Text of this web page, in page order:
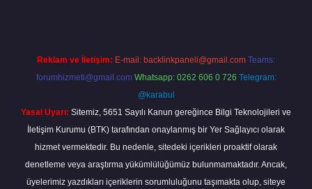
Reklam ve İletişim: E-mail: backlinkpaneli@gmail.com Teams:
forumhizmeti@gmail.com Whatsapp: 0262 606 0 726 Telegram:
@karabul
Yasal Uyarı: Sitemiz, 5651 Sayılı Kanun gereğince Bilgi Teknolojileri ve
İletişim Kurumu (BTK) tarafından onaylanmış bir Yer Sağlayıcı olarak
hizmet vermektedir. Bu nedenle, sitedeki içerikleri proaktif olarak
denetleme veya araştırma yükümlülüğümüz bulunmamaktadır. Ancak,
üyelerimiz yazdıkları içeriklerin sorumluluğunu taşımakta olup, siteye